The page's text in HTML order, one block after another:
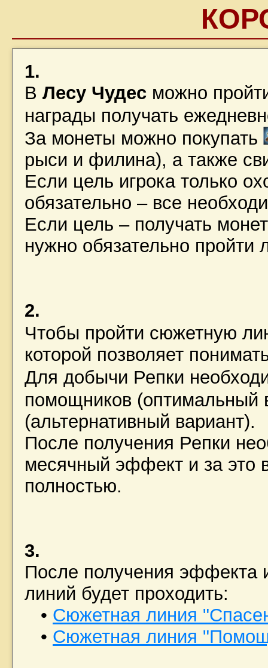
1.
В Лесу Чудес можно
награды получать
За монеты можно покупать
рыси и филина), а также
Если цель игрока только
обязательно – все
Если цель – получать
нужно обязательно
2.
Чтобы пройти сюжетную
которой позволяет
Для добычи Репки
помощников (оптимальный
(альтернативный вариант).
После получения Репки
месячный эффект и за это
полностью.
3.
После получения эффекта
линий будет проходить:
• Сюжетная линия
• Сюжетная линия